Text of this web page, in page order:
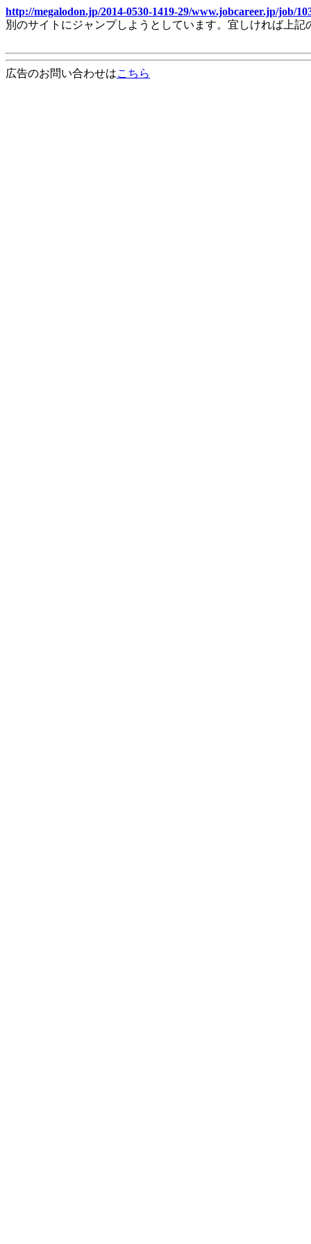
http://megalodon.jp/2014-0530-1419-29/www.jobcareer.jp/job/
別のサイトにジャンプしようとしています。宜しければ上
広告のお問い合わせはこちら